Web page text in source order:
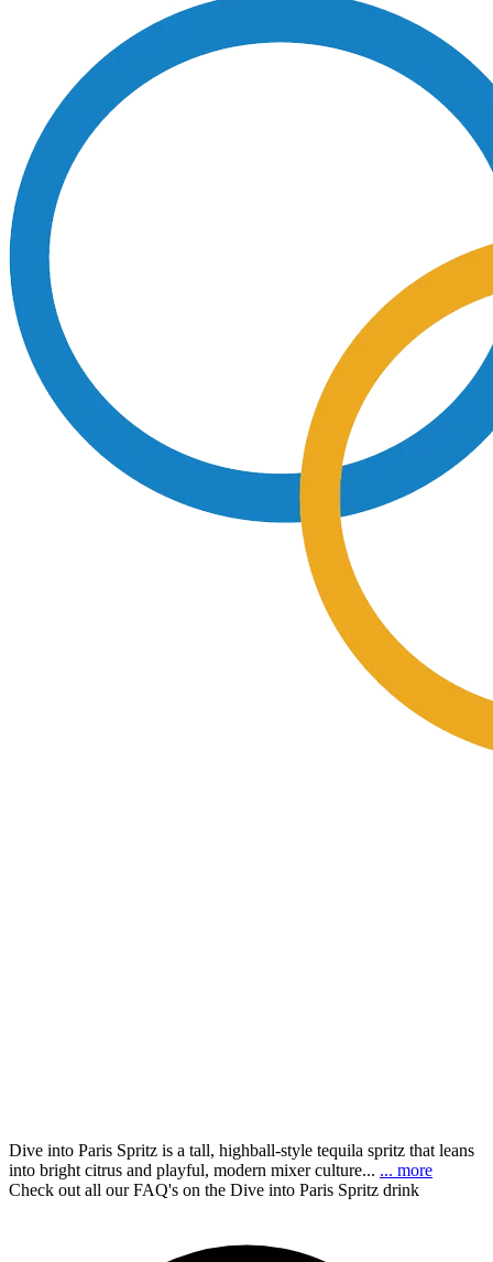
Dive into Paris Spritz is a tall, highball-style tequila spritz that leans
into bright citrus and playful, modern mixer culture... ... more
Check out all our FAQ's on the Dive into Paris Spritz drink